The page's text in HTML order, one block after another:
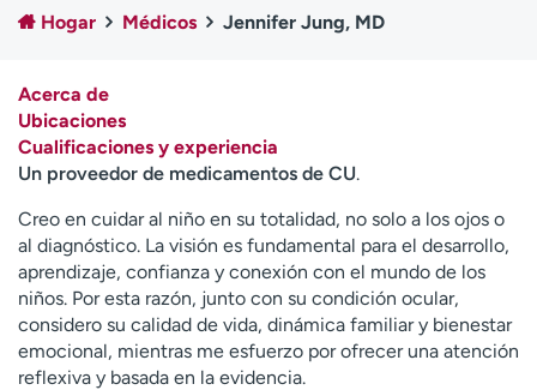
Atención a medios de
comunicación
Contáctenos Noticias e historias
A
y
ú
d
a
m
e
Hogar Médicos Jennifer Jung, MD
Acerca de
Ubicaciones
Cualificaciones y experiencia
Un proveedor de medicamentos de CU.
Creo en cuidar al niño en su totalidad, no solo a los ojos o
al diagnóstico. La visión es fundamental para el desarrollo,
aprendizaje, confianza y conexión con el mundo de los
niños. Por esta razón, junto con su condición ocular,
considero su calidad de vida, dinámica familiar y bienestar
emocional, mientras me esfuerzo por ofrecer una atención
reflexiva y basada en la evidencia.